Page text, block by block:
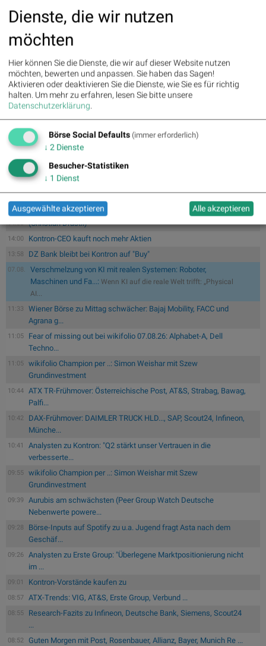
» Wiener Börse zu Mittag schwächer: Bajaj Mobility, FACC und Agrana
gesucht
» Börse-Inputs auf Spotify zu u.a. Jugend fragt Asta nach dem
Geschäftsmod...
» Zehn Vokabeln für ein Börsen-Debüt: Wie Asta sein Geschäftsmodell
erklär...
» Österreich-Depots: Etwas fester (Depot Kommentar)
» Börsegeschichte 6.8.: Extremes zu CPI Europe aus der Immofinanz-Ära
(Bör...
» Nachlese: Linda Simhofer (audio cd.at)
» PIR-News zu Kontron, Frequentis, Porr, BKS, Research zu Erste Group,
Ver...
» ATX steuert auf das 28. Rekordhoch heuer zu , Bajaj Mobility top
(Podcast)
14:00 (Christian Drastil)
14:00 Kontron-CEO kauft noch mehr Aktien
13:58 DZ Bank bleibt bei Kontron auf "Buy"
07.08.
Verschmelzung von KI mit realen Systemen: Roboter,
Maschinen und Fa...: Wenn KI auf die reale Welt trifft: „Physical
AI...
11:33
Wiener Börse zu Mittag schwächer: Bajaj Mobility, FACC und
Agrana g...
11:05
Fear of missing out bei wikifolio 07.08.26: Alphabet-A, Dell
Techno...
11:05
wikifolio Champion per ..: Simon Weishar mit Szew
Grundinvestment
10:44
ATX TR-Frühmover: Österreichische Post, AT&S, Strabag, Bawag,
Palfi...
10:42
DAX-Frühmover: DAIMLER TRUCK HLD..., SAP, Scout24, Infineon,
Münche...
10:41
Analysten zu Kontron: "Q2 stärkt unser Vertrauen in die
verbesserte...
09:55
wikifolio Champion per ..: Simon Weishar mit Szew
Grundinvestment
09:39
Aurubis am schwächsten (Peer Group Watch Deutsche
Nebenwerte powere...
09:28
Börse-Inputs auf Spotify zu u.a. Jugend fragt Asta nach dem
Geschäf...
09:26
Analysten zu Erste Group: "Überlegene Marktpositionierung nicht
im ...
09:01 Kontron-Vorstände kaufen zu
08:57 ATX-Trends: VIG, AT&S, Erste Group, Verbund ...
08:55
Research-Fazits zu Infineon, Deutsche Bank, Siemens, Scout24
...
08:52 Guten Morgen mit Post, Rosenbauer, Allianz, Bayer, Munich Re ...
Dienste, die wir nutzen
möchten
Hier können Sie die Dienste, die wir auf dieser Website nutzen
möchten, bewerten und anpassen. Sie haben das Sagen!
Aktivieren oder deaktivieren Sie die Dienste, wie Sie es für richtig
halten. Um mehr zu erfahren, lesen Sie bitte unsere
Datenschutzerklärung.
Börse Social Defaults (immer erforderlich)
↓ 2 Dienste
Besucher-Statistiken
↓ 1 Dienst
Ausgewählte akzeptieren Alle akzeptieren